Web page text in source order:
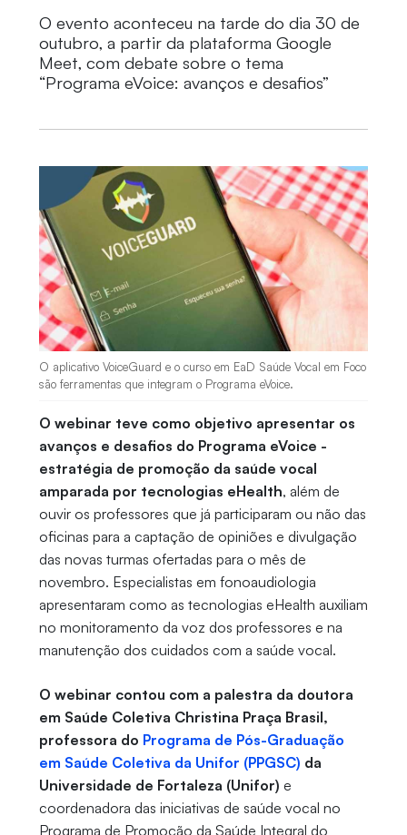
O evento aconteceu na tarde do dia 30 de
outubro, a partir da plataforma Google
Meet, com debate sobre o tema
“Programa eVoice: avanços e desafios”
O aplicativo VoiceGuard e o curso em EaD Saúde Vocal em Foco
são ferramentas que integram o Programa eVoice.
O webinar teve como objetivo apresentar os
avanços e desafios do Programa eVoice -
estratégia de promoção da saúde vocal
amparada por tecnologias eHealth, além de
ouvir os professores que já participaram ou não das
oficinas para a captação de opiniões e divulgação
das novas turmas ofertadas para o mês de
novembro. Especialistas em fonoaudiologia
apresentaram como as tecnologias eHealth auxiliam
no monitoramento da voz dos professores e na
manutenção dos cuidados com a saúde vocal.
O webinar contou com a palestra da doutora
em Saúde Coletiva Christina Praça Brasil,
professora do Programa de Pós-Graduação
em Saúde Coletiva da Unifor (PPGSC) da
Universidade de Fortaleza (Unifor) e
coordenadora das iniciativas de saúde vocal no
Programa de Promoção da Saúde Integral do